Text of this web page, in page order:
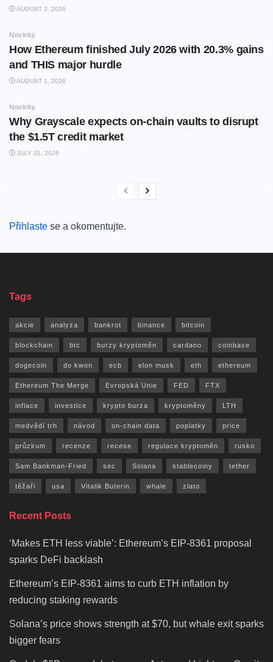
AUGUST 2, 2026
Novinky
How Ethereum finished July 2026 with 20.3% gains
and THIS major hurdle
AUGUST 1, 2026
Novinky
Why Grayscale expects on-chain vaults to disrupt
the $1.5T credit market
JULY 31, 2026
Přihlaste se a okomentujte.
Tags
akcie analyza bankrot binance bitcoin
blockchain btc burzy kryptoměn cardano coinbase
dogecoin do kwon ecb elon musk eth ethereum
Ethereum The Merge Evropská Unie FED FTX
inflace investice krypto burza kryptoměny LTH
medvědí trh návod on-chain data poplatky price
průzkum recenze recese regulace kryptoměn rusko
Sam Bankman-Fried sec Solana stablecoiny tether
těžaři usa Vitalik Buterin whale zlato
Recent Posts
‘Makes ETH less viable’: Ethereum’s EIP-8361 proposal
sparks DeFi backlash
Ethereum’s EIP-8361 aims to curb ETH inflation by
reducing staking rewards
Solana’s price shows strength at $70, but whale exit sparks
bigger fears